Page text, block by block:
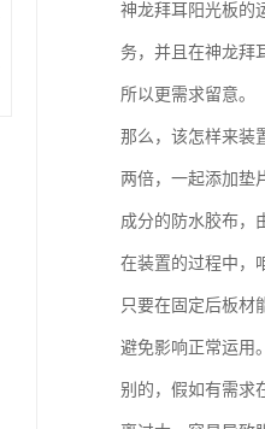
神龙拜耳阳光板的
务，并且在神龙拜
所以更需求留意。
那么，该怎样来装
两倍，一起添加垫
成分的防水胶布，
在装置的过程中，
只要在固定后板材
避免影响正常运用。
别的，假如有需求